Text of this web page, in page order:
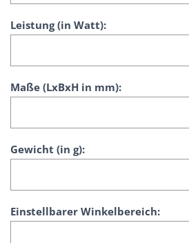
d
e
r
t
i
c
s
ä
g
n
a
k
Leistung (in Watt):
Maße (LxBxH in mm):
Gewicht (in g):
Einstellbarer Winkelbereich: